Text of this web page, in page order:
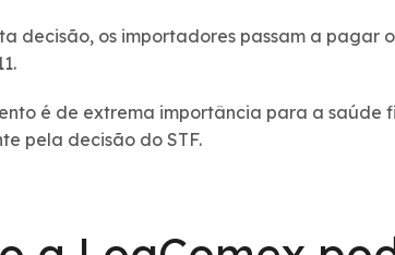
decisão, os importadores passam a pagar
é de extrema importância para a
pela decisão do STF.